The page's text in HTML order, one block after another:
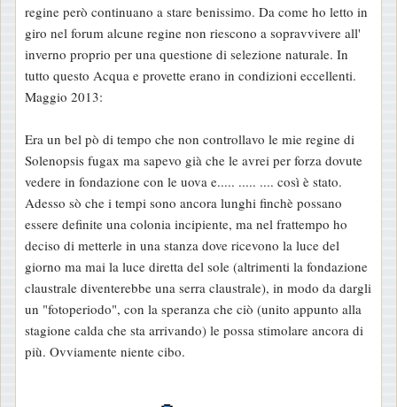
regine però continuano a stare benissimo. Da come ho letto in
giro nel forum alcune regine non riescono a sopravvivere all'
inverno proprio per una questione di selezione naturale. In
tutto questo Acqua e provette erano in condizioni eccellenti.
Maggio 2013:
Era un bel pò di tempo che non controllavo le mie regine di
Solenopsis fugax ma sapevo già che le avrei per forza dovute
vedere in fondazione con le uova e..... ..... .... così è stato.
Adesso sò che i tempi sono ancora lunghi finchè possano
essere definite una colonia incipiente, ma nel frattempo ho
deciso di metterle in una stanza dove ricevono la luce del
giorno ma mai la luce diretta del sole (altrimenti la fondazione
claustrale diventerebbe una serra claustrale), in modo da dargli
un "fotoperiodo", con la speranza che ciò (unito appunto alla
stagione calda che sta arrivando) le possa stimolare ancora di
più. Ovviamente niente cibo.